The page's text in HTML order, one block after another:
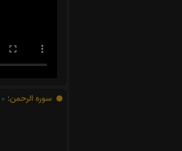
سوره الرحمن: 0